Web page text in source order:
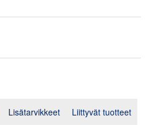
Lisätarvikkeet Liittyvät tuotteet